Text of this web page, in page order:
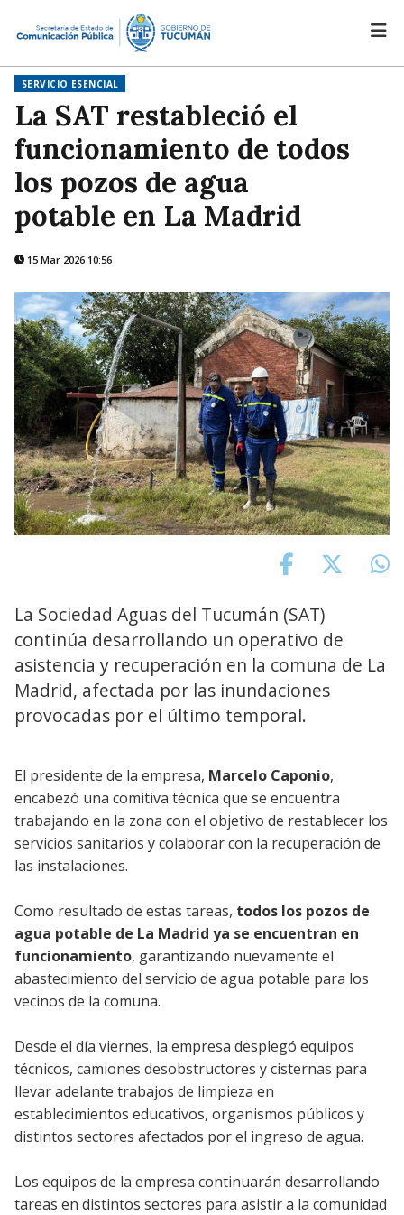
SERVICIO ESENCIAL
La SAT restableció el
funcionamiento de todos
los pozos de agua
potable en La Madrid
15 Mar 2026 10:56
La Sociedad Aguas del Tucumán (SAT)
continúa desarrollando un operativo de
asistencia y recuperación en la comuna de La
Madrid, afectada por las inundaciones
provocadas por el último temporal.
El presidente de la empresa, Marcelo Caponio,
encabezó una comitiva técnica que se encuentra
trabajando en la zona con el objetivo de restablecer los
servicios sanitarios y colaborar con la recuperación de
las instalaciones.
Como resultado de estas tareas, todos los pozos de
agua potable de La Madrid ya se encuentran en
funcionamiento, garantizando nuevamente el
abastecimiento del servicio de agua potable para los
vecinos de la comuna.
Desde el día viernes, la empresa desplegó equipos
técnicos, camiones desobstructores y cisternas para
llevar adelante trabajos de limpieza en
establecimientos educativos, organismos públicos y
distintos sectores afectados por el ingreso de agua.
Los equipos de la empresa continuarán desarrollando
tareas en distintos sectores para asistir a la comunidad